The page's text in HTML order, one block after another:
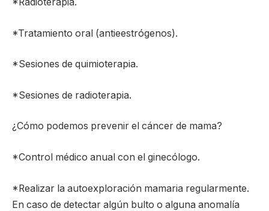
*Tratamiento oral (antieestrógenos).
*Sesiones de quimioterapia.
*Sesiones de radioterapia.
¿Cómo podemos prevenir el cáncer de mama?
*Control médico anual con el ginecólogo.
*Realizar la autoexploración mamaria regularmente.
En caso de detectar algún bulto o alguna anomalía